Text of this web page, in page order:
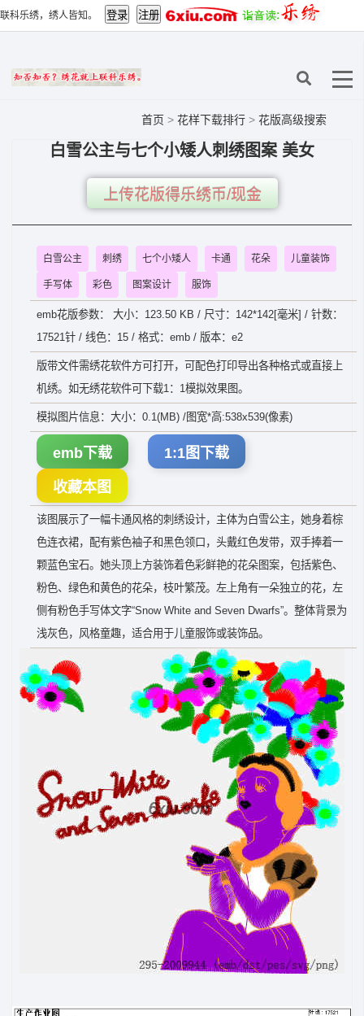
联科乐绣，绣人皆知。
首页 > 花样下载排行 > 花版高级搜索
白雪公主与七个小矮人刺绣图案 美女
上传花版得乐绣币/现金
白雪公主 刺绣 七个小矮人 卡通 花朵 儿童装饰
手写体 彩色 图案设计 服饰
emb花版参数： 大小：123.50 KB / 尺寸：142*142[毫米] / 针数：
17521针 / 线色：15 / 格式：emb / 版本：e2
版带文件需绣花软件方可打开，可配色打印导出各种格式或直接上
机绣。如无绣花软件可下载1：1模拟效果图。
模拟图片信息：大小：0.1(MB) /图宽*高:538x539(像素)
emb下载 1:1图下载
收藏本图
该图展示了一幅卡通风格的刺绣设计，主体为白雪公主，她身着棕
色连衣裙，配有紫色袖子和黑色领口，头戴红色发带，双手捧着一
颗蓝色宝石。她头顶上方装饰着色彩鲜艳的花朵图案，包括紫色、
粉色、绿色和黄色的花朵，枝叶繁茂。左上角有一朵独立的花，左
侧有粉色手写体文字“Snow White and Seven Dwarfs”。整体背景为
浅灰色，风格童趣，适合用于儿童服饰或装饰品。